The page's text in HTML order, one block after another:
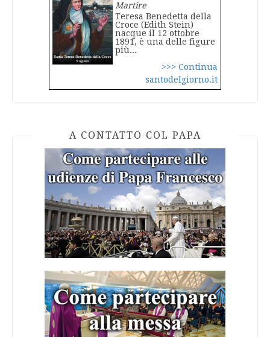
Martire
Teresa Benedetta della
Croce (Edith Stein)
nacque il 12 ottobre
1891, è una delle figure
più...
>>> Continua
santodelgiorno.it
A CONTATTO COL PAPA